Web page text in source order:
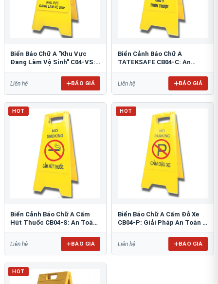
Biển Báo Chữ A "Khu Vực
Đang Làm Vệ Sinh" C04-VS:
Liên hệ BÁO GIÁ
Biển Cảnh Báo Chữ A
TATEKSAFE CB04-C: An
Liên hệ BÁO GIÁ
HOT
Biển Cảnh Báo Chữ A Cấm
Hút Thuốc CB04-S: An Toàn
Liên hệ BÁO GIÁ
HOT
Biển Báo Chữ A Cấm Đỗ Xe
CB04-P: Giải Pháp An Toàn &
Liên hệ BÁO GIÁ
HOT